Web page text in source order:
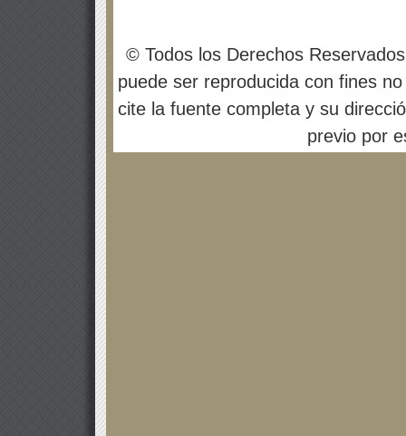
© Todos los Derechos
puede ser reproducida con fines
cite la fuente completa y su
previo por